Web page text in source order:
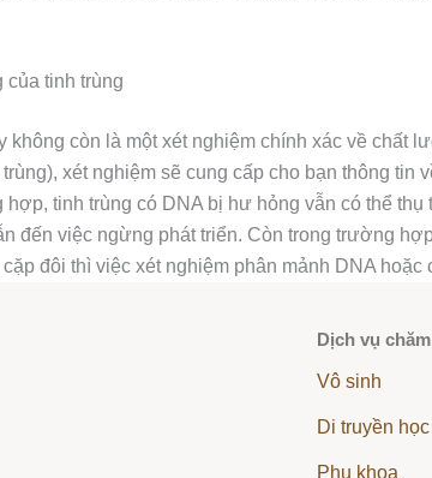
của tinh trùng
không còn là một xét nghiệm chính xác về chất
xét nghiệm sẽ cung cấp cho bạn thông
hợp, tinh trùng có DNA bị hư hỏng vẫn có thể
đến việc ngừng phát triển. Còn trong trường
đôi thì việc xét nghiệm phân mảnh DNA
Dịch vụ
Vô sinh
Di truyền học
Phụ khoa